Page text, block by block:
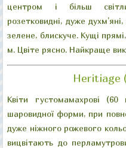
центром і більш
розетковидні, дуже
зелене, блискуче. Кущі
м. Цвіте рясно. Найкраще
Heritiage
Квіти густомамахрові
шаровидної форми, при
дуже ніжного рожевого
вицвітають до